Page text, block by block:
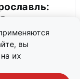
вы
на их